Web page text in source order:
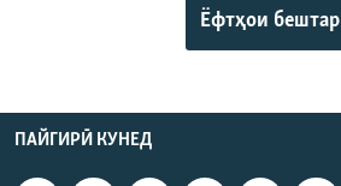
Ёфтҳои бештар
ПАЙГИРӢ КУНЕД